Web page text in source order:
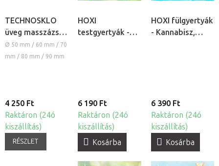
TECHNOSKLO
üveg masszázs
köpöly
Ø 50 mm / 60 mm / 70
mm / 80 mm / 90 mm
4 250 Ft
Raktáron (24ó
kiszállítás)
RÉSZLET
HOXI
testgyertyák -
6 190 Ft
Raktáron (24ó
kiszállítás)
Kosárba
HOXI fülgyertyák
- Kannabisz,
6 390 Ft
Raktáron (24ó
kiszállítás)
Kosárba